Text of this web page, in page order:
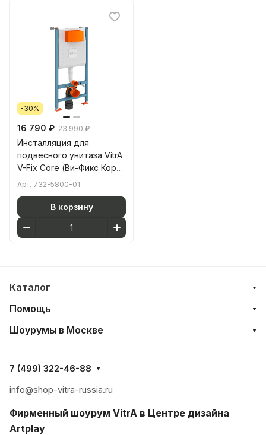
-30%
16 790 ₽ 23 990 ₽
Инсталляция для
подвесного унитаза VitrA
V-Fix Core (Ви-Фикс Кор)
732-5800-01 без кнопки
Арт. 732-5800-01
В корзину
Каталог
Помощь
Шоурумы в Москве
7 (499) 322-46-88
info@shop-vitra-russia.ru
Фирменный шоурум VitrA в Центре дизайна
Artplay